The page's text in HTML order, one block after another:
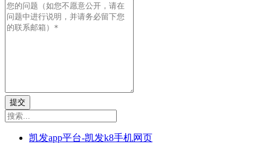
提交
凯发app平台-凯发k8手机网页